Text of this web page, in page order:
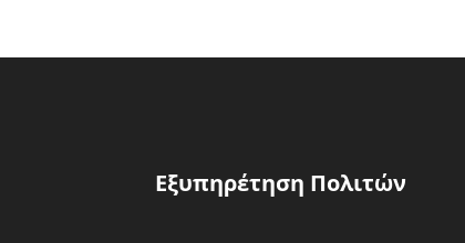
Εξυπηρέτηση Πολιτών